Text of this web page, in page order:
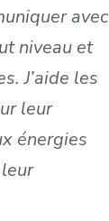
avec
niveau et
J’aide les
leur
énergies